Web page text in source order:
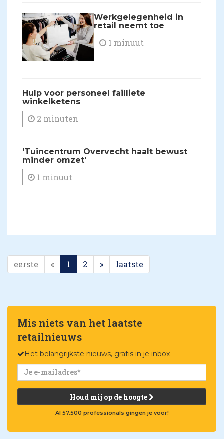
Werkgelegenheid in
retail neemt toe
1 minuut
​Hulp voor personeel failliete
winkelketens
2 minuten
'Tuincentrum Overvecht haalt bewust
minder omzet'
1 minuut
eerste « 1 2 » laatste
Mis niets van het laatste
retailnieuws
Het belangrijkste nieuws, gratis in je inbox
Houd mij op de hoogte
Al 57.500 professionals gingen je voor!